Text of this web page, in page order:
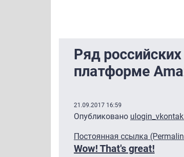
Ряд
платформе
21.09.2017 16:59
Опубликовано
Постоянная ссылка
Wow! That's great!